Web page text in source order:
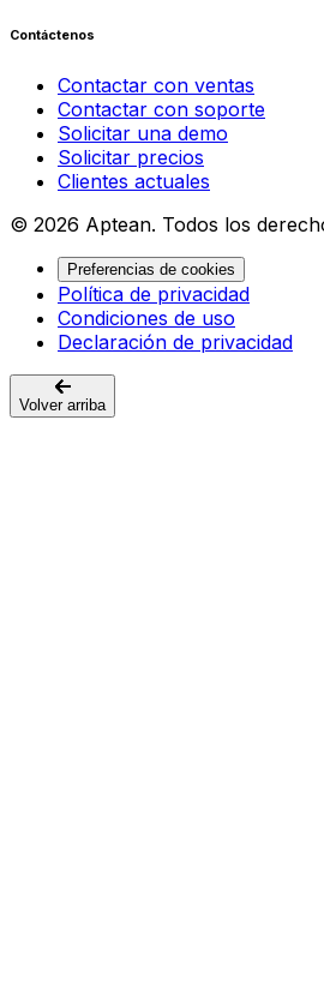
Contáctenos
Contactar con ventas
Contactar con soporte
Solicitar una demo
Solicitar precios
Clientes actuales
© 2026 Aptean. Todos los
Preferencias de cookies
Política de privacidad
Condiciones de uso
Declaración de privacidad
Volver arriba